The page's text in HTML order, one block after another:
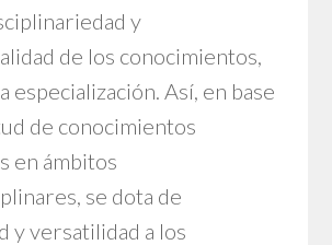
y
de los conocimientos,
especialización. Así, en base
de conocimientos
en ámbitos
se dota de
y versatilidad a los